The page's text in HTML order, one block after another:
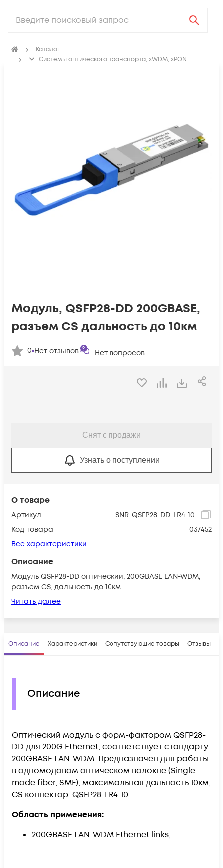
Каталог
Системы оптического транспорта, xWDM, xPON
О товаре
Артикул
SNR-QSFP28-DD-LR4-10
Код товара
037452
Все характеристики
Описание
Модуль QSFP28-DD оптический, 200GBASE LAN-WDM,
разъем CS, дальность до 10км
Читать далее
Модуль, QSFP28-DD 200GBASE,
разъем CS дальность до 10км
0 Нет отзывов Нет вопросов
Снят с продажи
Узнать о поступлении
Описание Характеристики Сопутствующие товары Отзывы
Описание
Оптический модуль с форм-фактором QSFP28-
DD для 200G Ethernet, соответствует стандарту
200GBASE LAN-WDM. Предназначен для работы
в одномодовом оптическом волокне (Single
mode fiber, SMF), максимальная дальность 10км,
CS коннектор. QSFP28-LR4-10
Область применения:
200GBASE LAN-WDM Ethernet links;